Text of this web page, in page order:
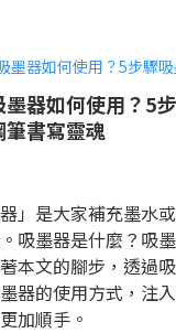
器如何使用？5
筆書寫靈魂
器」是大家補充墨水
吸墨器是什麼？吸
本文的腳步，透過
器的使用方式，注
加順手。